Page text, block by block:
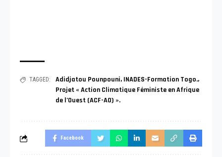
TAGGED: Adidjatou Pounpouni, INADES-Formation Togo.,
Projet « Action Climatique Féministe en Afrique
de l’Ouest (ACF-AO) ».
Facebook